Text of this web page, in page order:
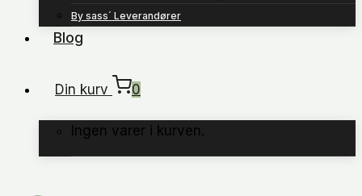
By sass´ Leverandører
Blog
Din kurv 0
Ingen varer i kurven.